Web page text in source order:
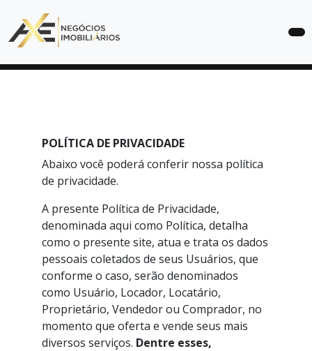
COMPRAR
SOBRE
ANUNCIE
SEU
IMÓVEL
CONTATO
POLÍTICA DE PRIVACIDADE
Abaixo você poderá conferir nossa política
de privacidade.
A presente Política de Privacidade,
denominada aqui como Política, detalha
como o presente site, atua e trata os dados
pessoais coletados de seus Usuários, que
conforme o caso, serão denominados
como Usuário, Locador, Locatário,
Proprietário, Vendedor ou Comprador, no
momento que oferta e vende seus mais
diversos serviços. Dentre esses,